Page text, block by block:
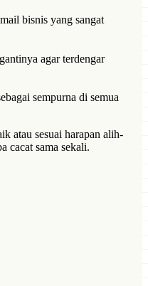
bisnis yang sangat
agar terdengar
sempurna di semua
atau sesuai harapan alih-
cacat sama sekali.